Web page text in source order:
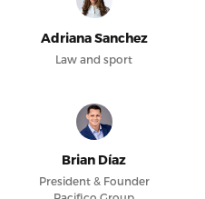
Adriana Sanchez
Law and sport
Brian Díaz
President & Founder